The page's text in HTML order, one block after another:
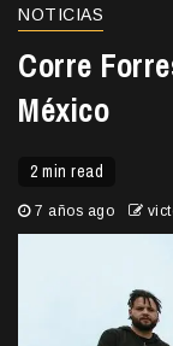
NOTICIAS
Corre
México
2 min read
7 años ago